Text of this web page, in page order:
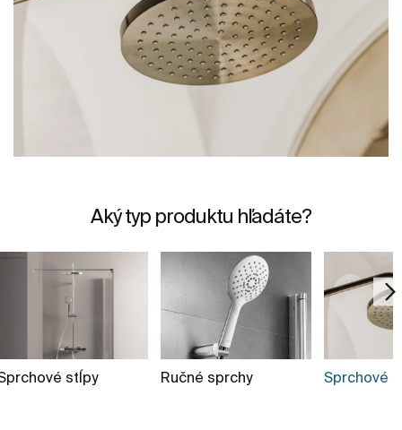
Aký typ produktu hľadáte?
stĺpy Ručné sprchy Sprchové